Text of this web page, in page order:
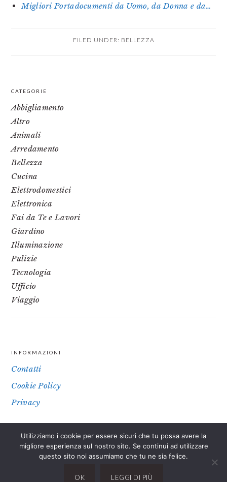
Migliori Portadocumenti da Uomo, da Donna e da…
FILED UNDER: BELLEZZA
PRIMARY
SIDEBAR
CATEGORIE
Abbigliamento
Altro
Animali
Arredamento
Bellezza
Cucina
Elettrodomestici
Elettronica
Fai da Te e Lavori
Giardino
Illuminazione
Pulizie
Tecnologia
Ufficio
Viaggio
FOOTER
INFORMAZIONI
Contatti
Cookie Policy
Privacy
IL SITO PARTECIPA A PROGRAMMI DI AFFILIAZIONE COME IL
PROGRAMMA AFFILIAZIONE AMAZON EU, UN PROGRAMMA DI
AFFILIAZIONE CHE PERMETTE AI SITI WEB DI PERCEPIRE UNA
AL SITO AMAZON.IT. IN QUALITÀ DI AFFILIATO AMAZON, IL PRESENTE
Utilizziamo i cookie per essere sicuri che tu possa avere la
migliore esperienza sul nostro sito. Se continui ad utilizzare
questo sito noi assumiamo che tu ne sia felice.
OK LEGGI DI PIÙ